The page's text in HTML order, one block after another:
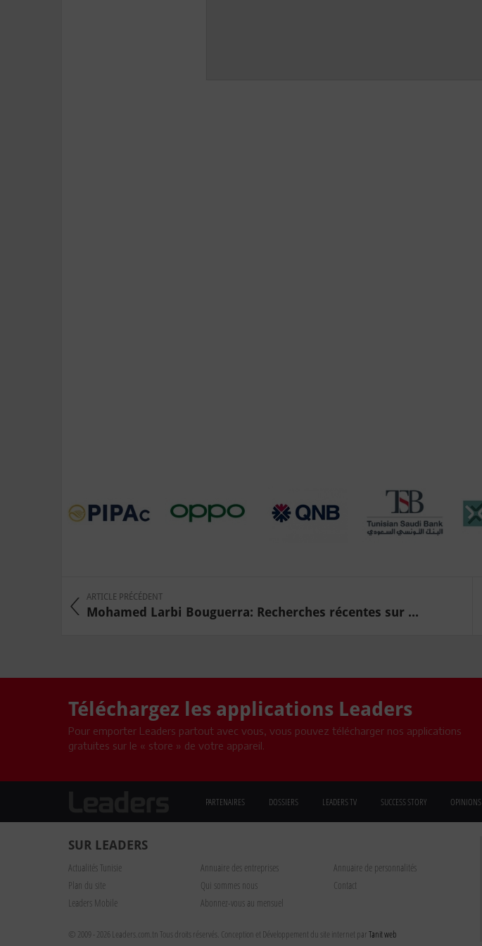
ARTICLE PRÉCÉDENT
Mohamed Larbi Bouguerra: Recherches récentes sur ...
Téléchargez les applications Leaders
Pour emporter Leaders partout avec vous, vous pouvez télécharger nos applications
gratuites sur le « store » de votre appareil.
PARTENAIRES DOSSIERS LEADERS TV SUCCESS STORY OPINIONS
SUR LEADERS
Actualités Tunisie Annuaire des entreprises
Annuaire de personnalités
Plan du site
Qui sommes nous
Contact
Leaders Mobile
Abonnez-vous au mensuel
© 2009 - 2026 Leaders.com.tn Tous droits réservés. Conception et Développement du site internet parTanit web